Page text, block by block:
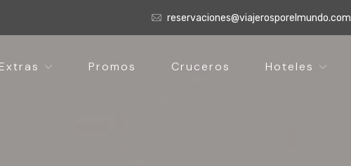
Extras Promos Cruceros Hoteles